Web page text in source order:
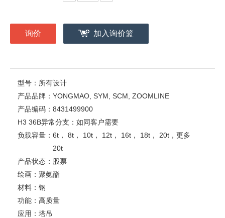
询价 加入询价篮
型号： 所有设计
产品品牌： YONGMAO, SYM, SCM, ZOOMLINE
产品编码： 8431499900
H3 36B异常分支： 如同客户需要
负载容量： 6t， 8t， 10t， 12t， 16t， 18t， 20t，更多
20t
产品状态： 股票
绘画： 聚氨酯
材料： 钢
功能： 高质量
应用： 塔吊